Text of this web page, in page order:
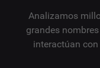
Analizamos
grandes
interactúan